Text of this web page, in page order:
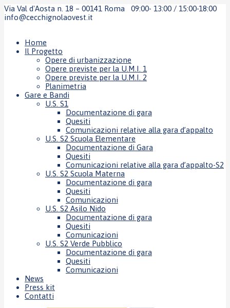
Via Val d'Aosta n. 18 – 00141 Roma 09:00- 13:00 / 15:00-18:00
info@cecchignolaovest.it
Home
Il Progetto
Opere di urbanizzazione
Opere previste per la U.M.I. 1
Opere previste per la U.M.I. 2
Planimetria
Gare e Bandi
U.S. S1
Documentazione di gara
Quesiti
Comunicazioni relative alla gara d’appalto
U.S. S2 Scuola Elementare
Documentazione di Gara
Quesiti
Comunicazioni relative alla gara d’appalto-S2
U.S. S2 Scuola Materna
Documentazione di gara
Quesiti
Comunicazioni
U.S. S2 Asilo Nido
Documentazione di gara
Quesiti
Comunicazioni
U.S. S2 Verde Pubblico
Documentazione di gara
Quesiti
Comunicazioni
News
Press kit
Contatti